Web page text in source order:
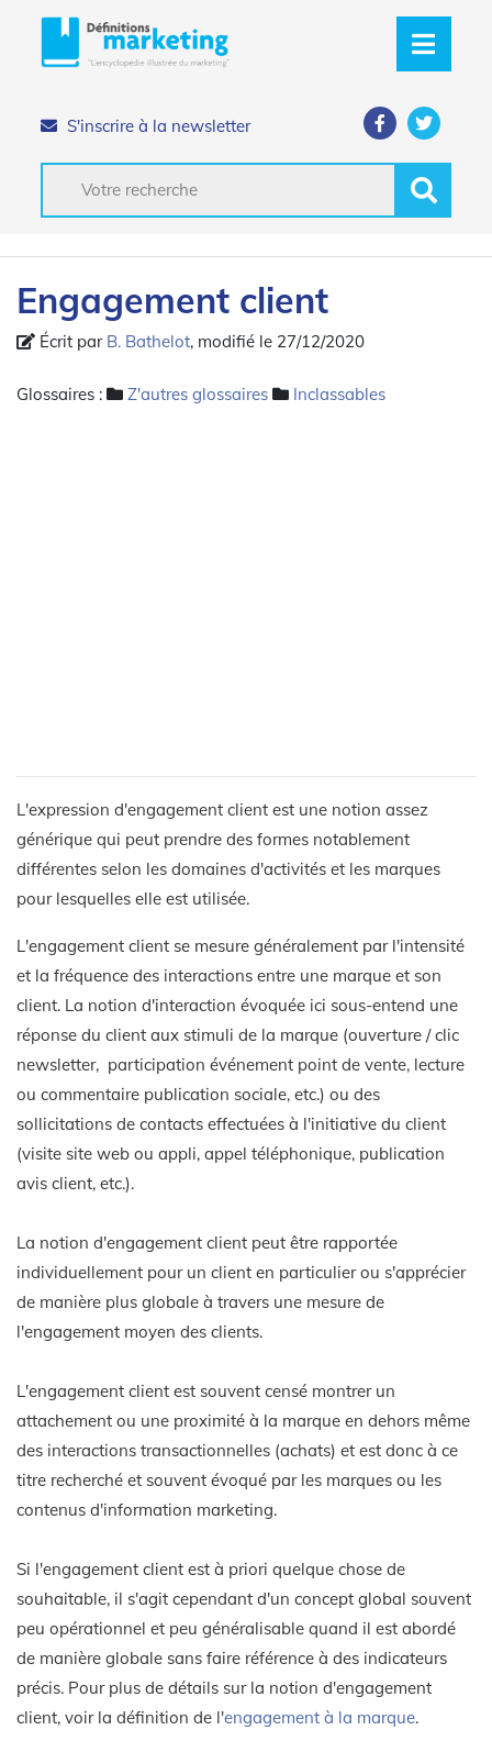
S'inscrire à la newsletter
Engagement client
Écrit par B. Bathelot, modifié le 27/12/2020
Glossaires : Z'autres glossaires Inclassables
L'expression d'engagement client est une notion assez
générique qui peut prendre des formes notablement
différentes selon les domaines d'activités et les marques
pour lesquelles elle est utilisée.
L'engagement client se mesure généralement par l'intensité
et la fréquence des interactions entre une marque et son
client. La notion d'interaction évoquée ici sous-entend une
réponse du client aux stimuli de la marque (ouverture / clic
newsletter, participation événement point de vente, lecture
ou commentaire publication sociale, etc.) ou des
sollicitations de contacts effectuées à l'initiative du client
(visite site web ou appli, appel téléphonique, publication
avis client, etc.).
La notion d'engagement client peut être rapportée
individuellement pour un client en particulier ou s'apprécier
de manière plus globale à travers une mesure de
l'engagement moyen des clients.
L'engagement client est souvent censé montrer un
attachement ou une proximité à la marque en dehors même
des interactions transactionnelles (achats) et est donc à ce
titre recherché et souvent évoqué par les marques ou les
contenus d'information marketing.
Si l'engagement client est à priori quelque chose de
souhaitable, il s'agit cependant d'un concept global souvent
peu opérationnel et peu généralisable quand il est abordé
de manière globale sans faire référence à des indicateurs
précis. Pour plus de détails sur la notion d'engagement
client, voir la définition de l'engagement à la marque.